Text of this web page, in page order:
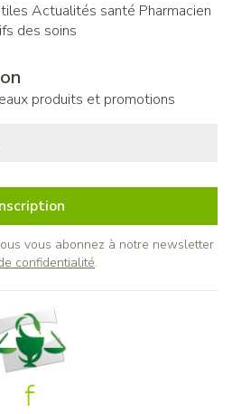
Actualités santé Pharmacien
des soins
produits et promotions
vous abonnez à notre newsletter
confidentialité.